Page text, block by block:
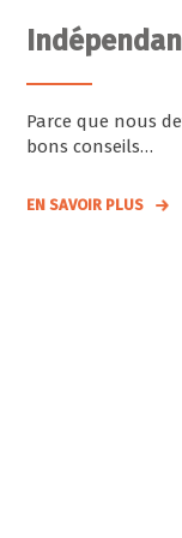
Parce que nous
bons conseils…
EN SAVOIR PLUS